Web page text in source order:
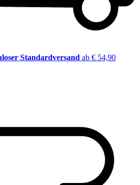
Standardversand ab € 54,90